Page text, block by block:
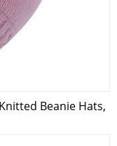
Beanie Hats,